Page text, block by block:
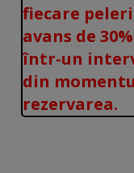
fiecare
avans de
într-un
din
rezervarea.